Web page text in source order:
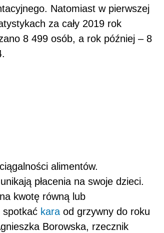
Natomiast w pierwszej
za cały 2019 rok
8 499 osób, a rok później – 8
alimentów.
płacenia na swoje dzieci.
kwotę równą lub
spotkać kara od grzywny do roku
Borowska, rzecznik